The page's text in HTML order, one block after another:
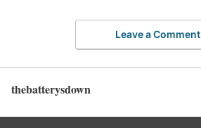
Leave a Comment
thebatterysdown